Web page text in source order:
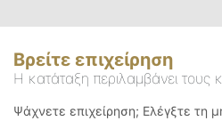
Βρείτε επιχείρηση
Η κατάταξη περιλαμβάνει τους
Ψάχνετε επιχείρηση; Ελέγξτε τη